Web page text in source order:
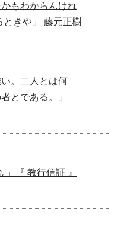
もわからんけれ
きや」 藤元正樹
。二人とは何
とである。」
」『 教行信証 』